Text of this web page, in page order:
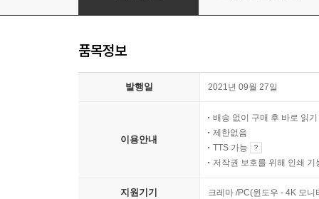
품목정보
발행일 2021년 09월 27일
이용안내
배송 없이 구매 후 바로 읽기
제한없음
TTS 가능
저작권 보호를 위해 인쇄 기
지원기기 크레마 /PC(윈도우 - 4K 모